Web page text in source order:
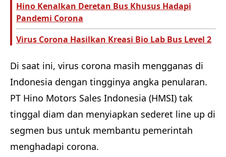
Hino Kenalkan Deretan Bus Khusus Hadapi
Pandemi Corona
Virus Corona Hasilkan Kreasi Bio Lab Bus Level 2
Di saat ini, virus corona masih mengganas di
Indonesia dengan tingginya angka penularan.
PT Hino Motors Sales Indonesia (HMSI) tak
tinggal diam dan menyiapkan sederet line up di
segmen bus untuk membantu pemerintah
menghadapi corona.